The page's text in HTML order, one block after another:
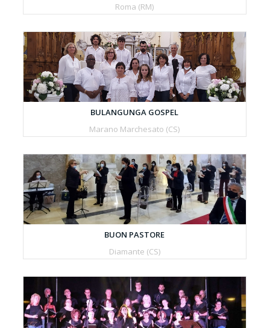
Roma (RM)
BULANGUNGA GOSPEL
Marano Marchesato (CS)
BUON PASTORE
Diamante (CS)